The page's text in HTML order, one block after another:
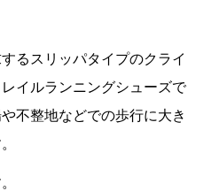
るスリッパタイプのクライ
イルランニングシューズで
不整地などでの歩行に大き